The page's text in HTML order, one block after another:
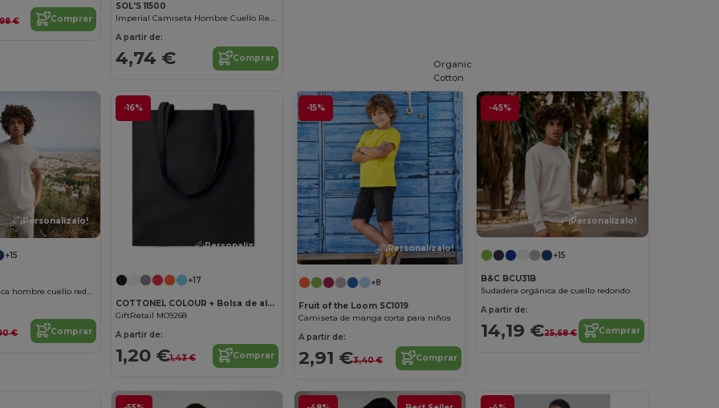
€ Comprar
SOL'S 11500
Imperial Camiseta Hombre Cuello Redondo
A partir de:
4,74 € Comprar
¡Personalízalo!
+15
€ Comprar
-16%
¡Personalízalo!
+17
COTTONEL COLOUR + Bolsa de algodón 140 gr / m²
GiftRetail MO9268
A partir de:
1,20 €1,43 € Comprar
-15%
¡Personalízalo!
+8
Fruit of the Loom SC1019
Camiseta de manga corta para niños
A partir de:
2,91 €3,40 € Comprar
-45%
Organic
Cotton
¡Personalízalo!
+15
B&C BCU31B
Sudadera orgánica de cuello redondo
A partir de:
14,19 €25,68 € Comprar